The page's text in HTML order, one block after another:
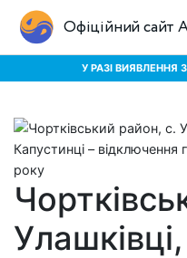
Офіційний сайт
У РАЗІ ВИЯВЛЕННЯ
Улашківці,